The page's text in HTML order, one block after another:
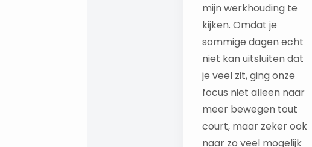
mijn werkhouding te
kijken. Omdat je
sommige dagen echt
niet kan uitsluiten dat
je veel zit, ging onze
focus niet alleen naar
meer bewegen tout
court, maar zeker ook
naar zo veel mogelijk